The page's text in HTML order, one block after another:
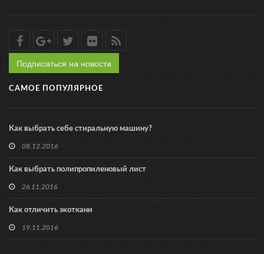
Подписаться на новости
САМОЕ ПОПУЛЯРНОЕ
Как выбрать себе стиральную машину?
08.12.2016
Как выбрать полипропиленовый лист
26.11.2016
Как отличить экоткани
19.11.2016